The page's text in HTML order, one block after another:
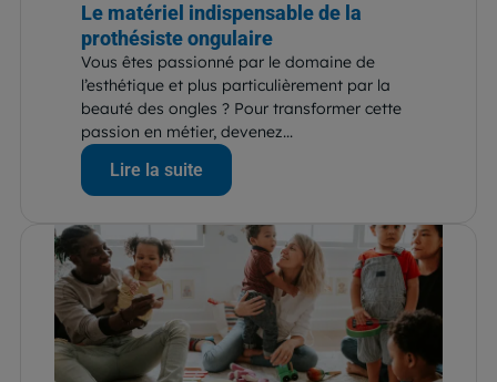
Le matériel indispensable de la
prothésiste ongulaire
Vous êtes passionné par le domaine de
l’esthétique et plus particulièrement par la
beauté des ongles ? Pour transformer cette
passion en métier, devenez...
Lire la suite